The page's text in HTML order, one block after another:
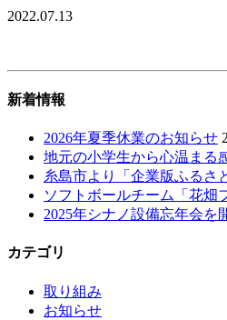
2022.07.13
新着情報
2026年夏季休業のお知らせ
地元の小学生から心温まる
糸島市より「企業版ふるさ
ソフトボールチーム「花畑
2025年シナノ設備忘年会を
カテゴリ
取り組み
お知らせ